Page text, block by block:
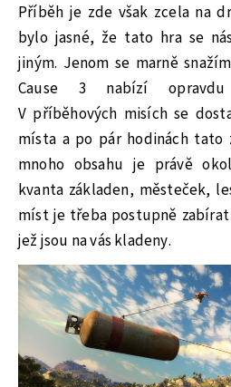
Příběh je zde však zcela na
bylo jasné, že tato hra se
jiným. Jenom se marně
Cause 3 nabízí opravdu
V příběhových misích se
místa a po pár hodinách tato
mnoho obsahu je právě
kvanta základen, městeček,
míst je třeba postupně
jež jsou na vás kladeny.